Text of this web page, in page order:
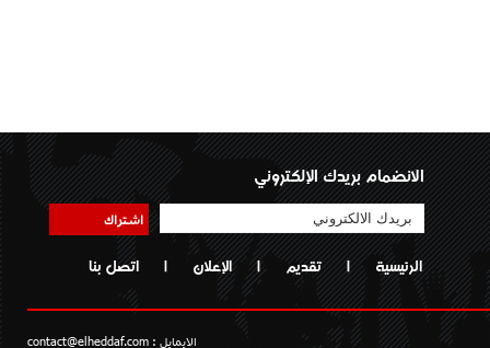
الانضمام بريدك الإلكتروني
اشتراك
الرئيسية | تقديم | الإعلان | اتصل بنا
الايمايل : contact@elheddaf.com